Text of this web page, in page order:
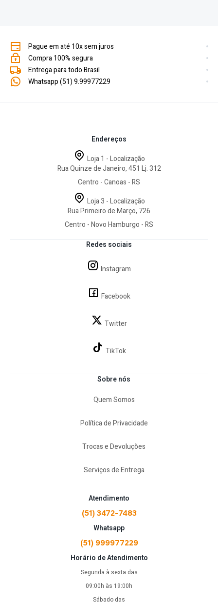
Pague em até 10x sem juros
Compra 100% segura
Entrega para todo Brasil
Whatsapp (51) 9.99977229
Atendimento
(51) 3472-7483
Whatsapp
(51) 999977229
Horário de Atendimento
Segunda à sexta das
09:00h às 19:00h
Sábado das
Sobre nós
Quem Somos
Política de Privacidade
Trocas e Devoluções
Serviços de Entrega
Redes sociais
Instagram
Facebook
Twitter
TikTok
Endereços
Loja 1 - Localização
Rua Quinze de Janeiro, 451 Lj. 312
Centro - Canoas - RS
Loja 3 - Localização
Rua Primeiro de Março, 726
Centro - Novo Hamburgo - RS